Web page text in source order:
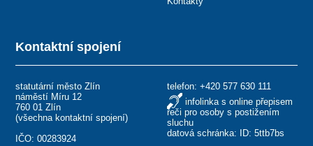
Kontaktní spojení
statutární město Zlín
náměstí Míru 12
760 01 Zlín
(všechna kontaktní spojení)
IČO: 00283924
telefon: +420 577 630 111
infolinka s online přepisem
řeči pro osoby s postižením
sluchu
datová schránka: ID: 5ttb7bs